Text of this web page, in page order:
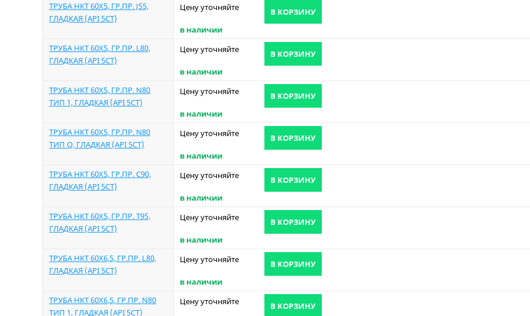
ТРУБА НКТ 60Х5, ГР.ПР. J55,
ГЛАДКАЯ (API 5CT)
Цену уточняйте
В КОРЗИНУ
в наличии
ТРУБА НКТ 60Х5, ГР.ПР. L80,
ГЛАДКАЯ (API 5CT)
Цену уточняйте
В КОРЗИНУ
в наличии
ТРУБА НКТ 60Х5, ГР.ПР. N80
ТИП 1, ГЛАДКАЯ (API 5CT)
Цену уточняйте
В КОРЗИНУ
в наличии
ТРУБА НКТ 60Х5, ГР.ПР. N80
ТИП Q, ГЛАДКАЯ (API 5CT)
Цену уточняйте
В КОРЗИНУ
в наличии
ТРУБА НКТ 60Х5, ГР.ПР. C90,
ГЛАДКАЯ (API 5CT)
Цену уточняйте
В КОРЗИНУ
в наличии
ТРУБА НКТ 60Х5, ГР.ПР. T95,
ГЛАДКАЯ (API 5CT)
Цену уточняйте
В КОРЗИНУ
в наличии
ТРУБА НКТ 60Х6,5, ГР.ПР. L80,
ГЛАДКАЯ (API 5CT)
Цену уточняйте
В КОРЗИНУ
в наличии
ТРУБА НКТ 60Х6,5, ГР.ПР. N80
ТИП 1, ГЛАДКАЯ (API 5CT)
Цену уточняйте
В КОРЗИНУ